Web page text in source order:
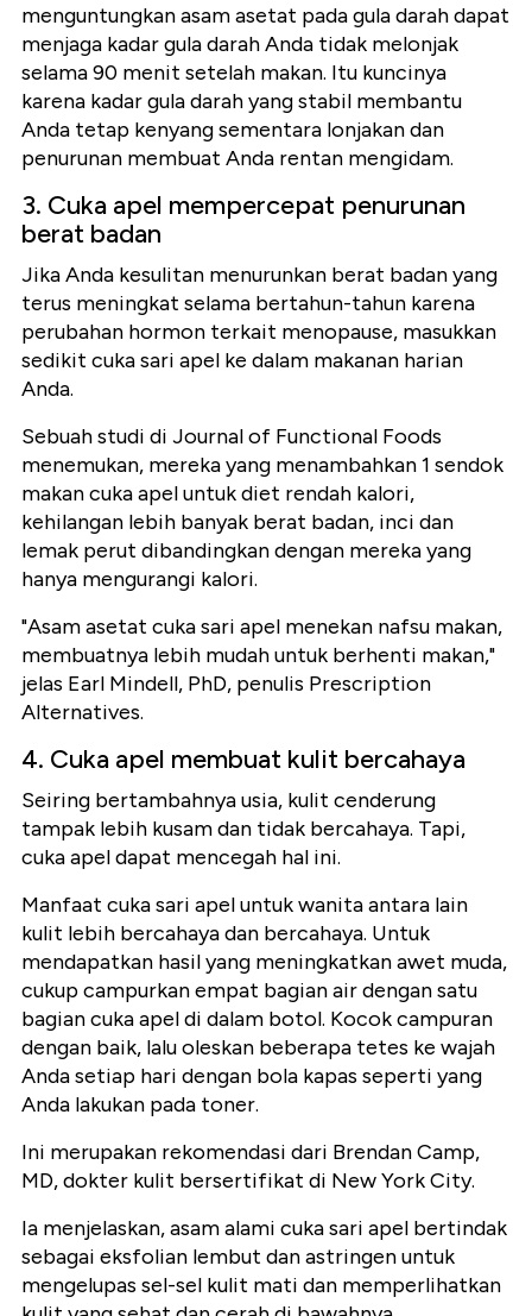
menguntungkan asam asetat pada gula darah dapat
menjaga kadar gula darah Anda tidak melonjak
selama 90 menit setelah makan. Itu kuncinya
karena kadar gula darah yang stabil membantu
Anda tetap kenyang sementara lonjakan dan
penurunan membuat Anda rentan mengidam.
3. Cuka apel mempercepat penurunan
berat badan
Jika Anda kesulitan menurunkan berat badan yang
terus meningkat selama bertahun-tahun karena
perubahan hormon terkait menopause, masukkan
sedikit cuka sari apel ke dalam makanan harian
Anda.
Sebuah studi di Journal of Functional Foods
menemukan, mereka yang menambahkan 1 sendok
makan cuka apel untuk diet rendah kalori,
kehilangan lebih banyak berat badan, inci dan
lemak perut dibandingkan dengan mereka yang
hanya mengurangi kalori.
"Asam asetat cuka sari apel menekan nafsu makan,
membuatnya lebih mudah untuk berhenti makan,"
jelas Earl Mindell, PhD, penulis Prescription
Alternatives.
4. Cuka apel membuat kulit bercahaya
Seiring bertambahnya usia, kulit cenderung
tampak lebih kusam dan tidak bercahaya. Tapi,
cuka apel dapat mencegah hal ini.
Manfaat cuka sari apel untuk wanita antara lain
kulit lebih bercahaya dan bercahaya. Untuk
mendapatkan hasil yang meningkatkan awet muda,
cukup campurkan empat bagian air dengan satu
bagian cuka apel di dalam botol. Kocok campuran
dengan baik, lalu oleskan beberapa tetes ke wajah
Anda setiap hari dengan bola kapas seperti yang
Anda lakukan pada toner.
Ini merupakan rekomendasi dari Brendan Camp,
MD, dokter kulit bersertifikat di New York City.
Ia menjelaskan, asam alami cuka sari apel bertindak
sebagai eksfolian lembut dan astringen untuk
mengelupas sel-sel kulit mati dan memperlihatkan